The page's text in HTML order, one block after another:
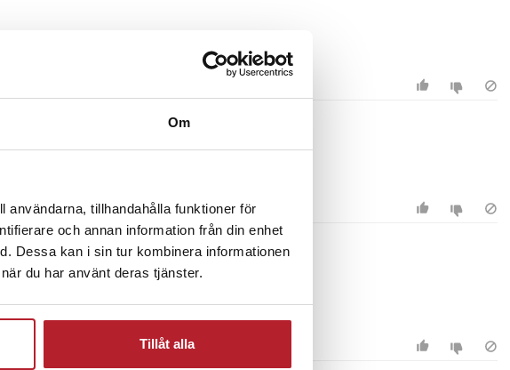
Om
användarna, tillhandahålla funktioner för
och annan information från din enhet
Dessa kan i sin tur kombinera informationen
du har använt deras tjänster.
Tillåt alla